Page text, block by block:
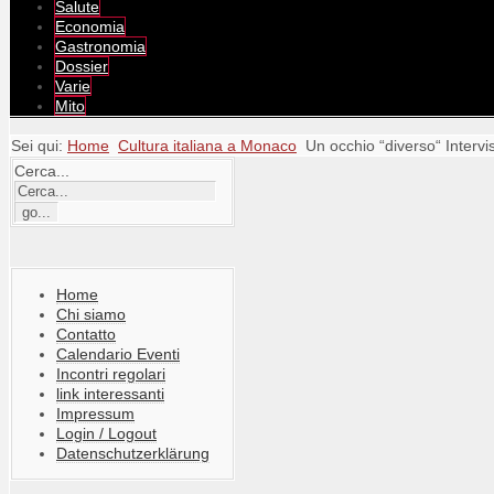
Salute
Economia
Gastronomia
Dossier
Varie
Mito
Sei qui: Home Cultura italiana a Monaco Un occhio “diverso“
Cerca...
Home
Chi siamo
Contatto
Calendario Eventi
Incontri regolari
link interessanti
Impressum
Login / Logout
Datenschutzerklärung